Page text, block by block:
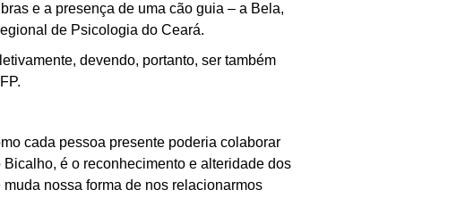
e a presença de uma cão guia – a Bela,
de Psicologia do Ceará.
devendo, portanto, ser também
cada pessoa presente poderia colaborar
é o reconhecimento e alteridade dos
nossa forma de nos relacionarmos